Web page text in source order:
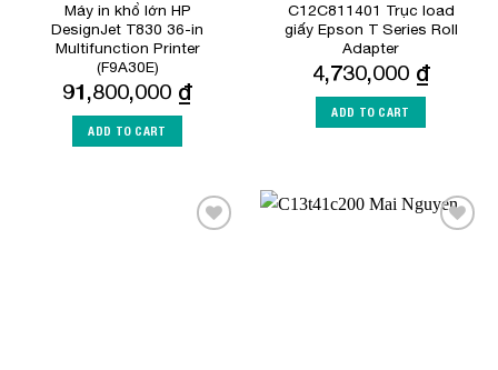
Máy in khổ lớn HP
DesignJet T830 36-in
Multifunction Printer
(F9A30E)
91,800,000 ₫
ADD TO CART
C12C811401 Trục load
giấy Epson T Series Roll
Adapter
4,730,000 ₫
ADD TO CART